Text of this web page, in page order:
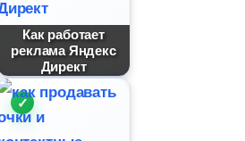
Как работает
реклама Яндекс
Директ